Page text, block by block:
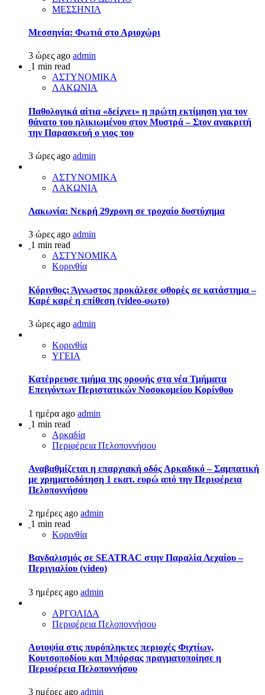
ΜΕΣΣΗΝΙΑ
Μεσσηνία: Φωτιά στο Αριοχώρι
3 ώρες ago admin
1 min read
ΑΣΤΥΝΟΜΙΚΑ
ΛΑΚΩΝΙΑ
Παθολογικά αίτια «δείχνει» η πρώτη εκτίμηση για τον
θάνατο του ηλικιωμένου στον Μυστρά – Στον ανακριτή
την Παρασκευή ο γιος του
3 ώρες ago admin
ΑΣΤΥΝΟΜΙΚΑ
ΛΑΚΩΝΙΑ
Λακωνία: Νεκρή 29χρονη σε τροχαίο δυστύχημα
3 ώρες ago admin
1 min read
ΑΣΤΥΝΟΜΙΚΑ
Κορινθία
Κόρινθος: Άγνωστος προκάλεσε φθορές σε κατάστημα –
Καρέ καρέ η επίθεση (video-φωτο)
3 ώρες ago admin
Κορινθία
ΥΓΕΙΑ
Kατέρρευσε τμήμα της οροφής στα νέα Τμήματα
Επειγόντων Περιστατικών Νοσοκομείου Κορίνθου
1 ημέρα ago admin
1 min read
Αρκαδία
Περιφέρεια Πελοποννήσου
Αναβαθμίζεται η επαρχιακή οδός Αρκαδικό – Σαμπατική
με χρηματοδότηση 1 εκατ. ευρώ από την Περιφέρεια
Πελοποννήσου
2 ημέρες ago admin
1 min read
Κορινθία
Βανδαλισμός σε SEATRAC στην Παραλία Λεχαίου –
Περιγιαλίου (video)
3 ημέρες ago admin
ΑΡΓΟΛΙΔΑ
Περιφέρεια Πελοποννήσου
Αυτοψία στις πυρόπληκτες περιοχές Φιχτίων,
Κουτσοποδίου και Μπόρσας πραγματοποίησε η
Περιφέρεια Πελοποννήσου
3 ημέρες ago admin